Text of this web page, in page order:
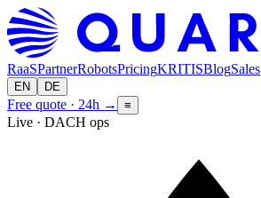
RaaSPartnerRobotsPricingKRITISBlogSales
EN DE
Free quote · 24h → ≡
Live · DACH ops